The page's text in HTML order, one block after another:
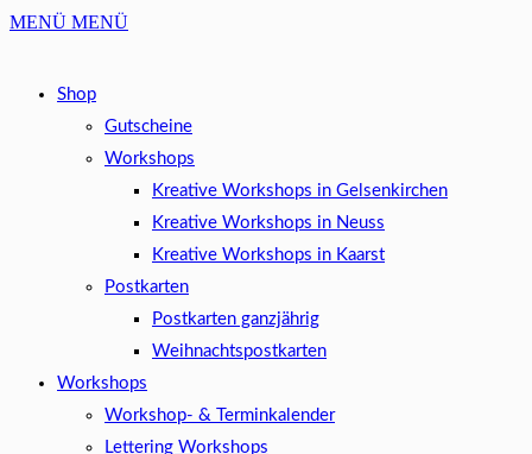
MENÜ MENÜ
Shop
Gutscheine
Workshops
Kreative Workshops in Gelsenkirchen
Kreative Workshops in Neuss
Kreative Workshops in Kaarst
Postkarten
Postkarten ganzjährig
Weihnachtspostkarten
Workshops
Workshop- & Terminkalender
Lettering Workshops